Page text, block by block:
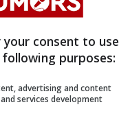
modifiche al
consent to use
purposes:
advertising and content
services development